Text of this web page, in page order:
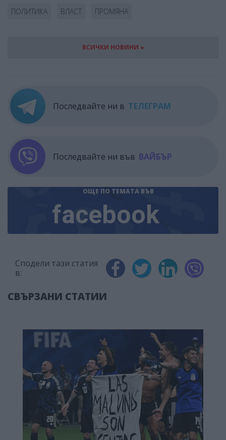
ПОЛИТИКА ВЛАСТ ПРОМЯНА
ВСИЧКИ НОВИНИ »
Последвайте ни в ТЕЛЕГРАМ
Последвайте ни във ВАЙБЪР
ОЩЕ ПО ТЕМАТА ВЪВ
facebook
Сподели тази статия
в:
СВЪРЗАНИ СТАТИИ